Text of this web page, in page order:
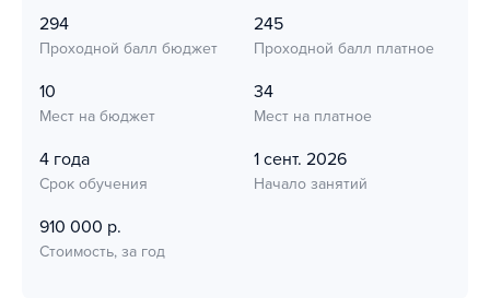
294
Проходной балл бюджет
245
Проходной балл платное
10
Мест на бюджет
34
Мест на платное
4 года
Срок обучения
1 сент. 2026
Начало занятий
910 000 р.
Стоимость, за год